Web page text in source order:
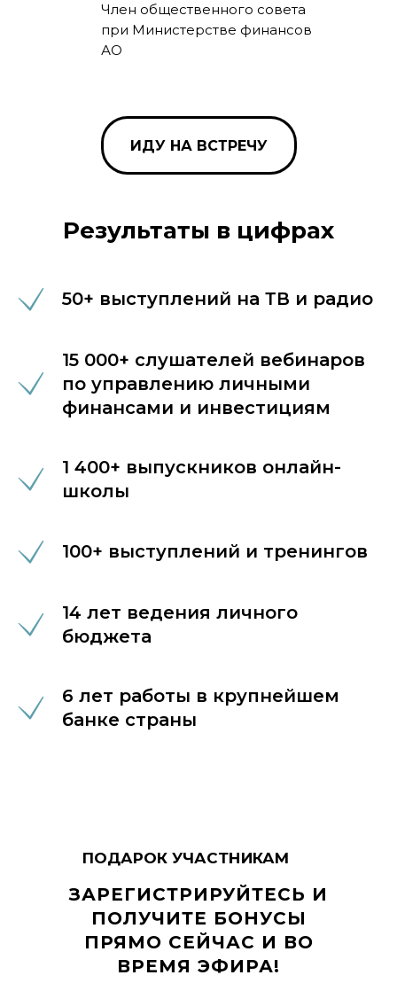
Член общественного совета
при Министерстве финансов
АО
ИДУ НА ВСТРЕЧУ
Результаты в цифрах
50+ выступлений на ТВ и радио
15 000+ слушателей вебинаров
по управлению личными
финансами и инвестициям
1 400+ выпускников онлайн-
школы
100+ выступлений и тренингов
14 лет ведения личного
бюджета
6 лет работы в крупнейшем
банке страны
ЗАРЕГИСТРИРУЙТЕСЬ И
ПОЛУЧИТЕ БОНУСЫ
ПРЯМО СЕЙЧАС И ВО
ВРЕМЯ ЭФИРА!
ПОДАРОК УЧАСТНИКАМ